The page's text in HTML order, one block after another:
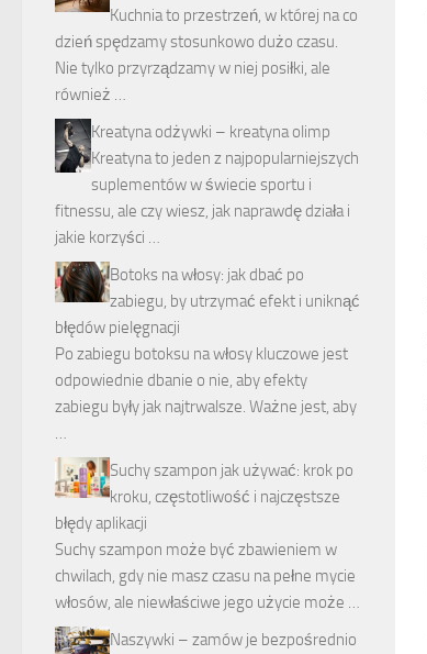
Kuchnia to przestrzeń, w której na co
dzień spędzamy stosunkowo dużo czasu.
Nie tylko przyrządzamy w niej posiłki, ale
również …
Kreatyna odżywki – kreatyna olimp
Kreatyna to jeden z najpopularniejszych
suplementów w świecie sportu i
fitnessu, ale czy wiesz, jak naprawdę działa i
jakie korzyści …
Botoks na włosy: jak dbać po
zabiegu, by utrzymać efekt i uniknąć
błędów pielęgnacji
Po zabiegu botoksu na włosy kluczowe jest
odpowiednie dbanie o nie, aby efekty
zabiegu były jak najtrwalsze. Ważne jest, aby
Suchy szampon jak używać: krok po
kroku, częstotliwość i najczęstsze
błędy aplikacji
Suchy szampon może być zbawieniem w
chwilach, gdy nie masz czasu na pełne mycie
włosów, ale niewłaściwe jego użycie może …
Naszywki – zamów je bezpośrednio